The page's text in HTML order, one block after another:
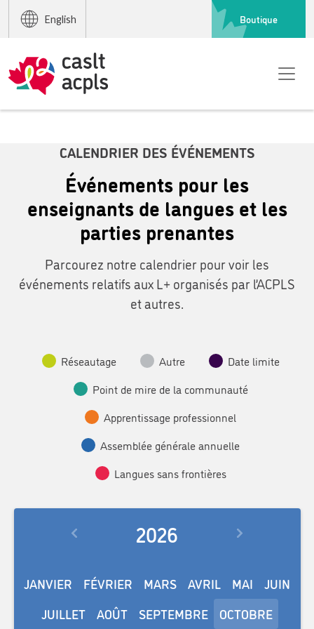
English Boutique
CALENDRIER DES ÉVÉNEMENTS
Événements pour les
enseignants de langues et les
parties prenantes
Parcourez notre calendrier pour voir les
événements relatifs aux L+ organisés par l’ACPLS
et autres.
Réseautage Autre
Date limite
Point de mire de la communauté
Apprentissage professionnel
Assemblée générale annuelle
Langues sans frontières
2026
JANVIER FÉVRIER MARS AVRIL MAI
JUIN
JUILLET
AOÛT SEPTEMBRE
OCTOBRE